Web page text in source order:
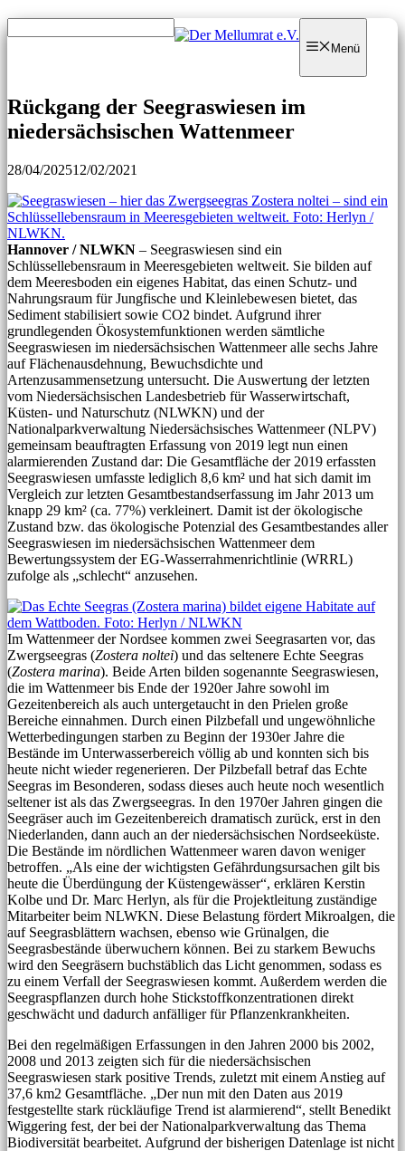
Zum
Inhalt
Zum
Inhalt
Menü
Rückgang der Seegraswiesen im
niedersächsischen Wattenmeer
28/04/202512/02/2021
Hannover / NLWKN – Seegraswiesen sind ein
Schlüssellebensraum in Meeresgebieten weltweit. Sie bilden auf
dem Meeresboden ein eigenes Habitat, das einen Schutz- und
Nahrungsraum für Jungfische und Kleinlebewesen bietet, das
Sediment stabilisiert sowie CO2 bindet. Aufgrund ihrer
grundlegenden Ökosystemfunktionen werden sämtliche
Seegraswiesen im niedersächsischen Wattenmeer alle sechs Jahre
auf Flächenausdehnung, Bewuchsdichte und
Artenzusammensetzung untersucht. Die Auswertung der letzten
vom Niedersächsischen Landesbetrieb für Wasserwirtschaft,
Küsten- und Naturschutz (NLWKN) und der
Nationalparkverwaltung Niedersächsisches Wattenmeer (NLPV)
gemeinsam beauftragten Erfassung von 2019 legt nun einen
alarmierenden Zustand dar: Die Gesamtfläche der 2019 erfassten
Seegraswiesen umfasste lediglich 8,6 km² und hat sich damit im
Vergleich zur letzten Gesamtbestandserfassung im Jahr 2013 um
knapp 29 km² (ca. 77%) verkleinert. Damit ist der ökologische
Zustand bzw. das ökologische Potenzial des Gesamtbestandes aller
Seegraswiesen im niedersächsischen Wattenmeer dem
Bewertungssystem der EG-Wasserrahmenrichtlinie (WRRL)
zufolge als „schlecht“ anzusehen.
Im Wattenmeer der Nordsee kommen zwei Seegrasarten vor, das
Zwergseegras (Zostera noltei) und das seltenere Echte Seegras
(Zostera marina). Beide Arten bilden sogenannte Seegraswiesen,
die im Wattenmeer bis Ende der 1920er Jahre sowohl im
Gezeitenbereich als auch untergetaucht in den Prielen große
Bereiche einnahmen. Durch einen Pilzbefall und ungewöhnliche
Wetterbedingungen starben zu Beginn der 1930er Jahre die
Bestände im Unterwasserbereich völlig ab und konnten sich bis
heute nicht wieder regenerieren. Der Pilzbefall betraf das Echte
Seegras im Besonderen, sodass dieses auch heute noch wesentlich
seltener ist als das Zwergseegras. In den 1970er Jahren gingen die
Seegräser auch im Gezeitenbereich dramatisch zurück, erst in den
Niederlanden, dann auch an der niedersächsischen Nordseeküste.
Die Bestände im nördlichen Wattenmeer waren davon weniger
betroffen. „Als eine der wichtigsten Gefährdungsursachen gilt bis
heute die Überdüngung der Küstengewässer“, erklären Kerstin
Kolbe und Dr. Marc Herlyn, als für die Projektleitung zuständige
Mitarbeiter beim NLWKN. Diese Belastung fördert Mikroalgen, die
auf Seegrasblättern wachsen, ebenso wie Grünalgen, die
Seegrasbestände überwuchern können. Bei zu starkem Bewuchs
wird den Seegräsern buchstäblich das Licht genommen, sodass es
zu einem Verfall der Seegraswiesen kommt. Außerdem werden die
Seegraspflanzen durch hohe Stickstoffkonzentrationen direkt
geschwächt und dadurch anfälliger für Pflanzenkrankheiten.
Bei den regelmäßigen Erfassungen in den Jahren 2000 bis 2002,
2008 und 2013 zeigten sich für die niedersächsischen
Seegraswiesen stark positive Trends, zuletzt mit einem Anstieg auf
37,6 km2 Gesamtfläche. „Der nun mit den Daten aus 2019
festgestellte stark rückläufige Trend ist alarmierend“, stellt Benedikt
Wiggering fest, der bei der Nationalparkverwaltung das Thema
Biodiversität bearbeitet. Aufgrund der bisherigen Datenlage ist nicht